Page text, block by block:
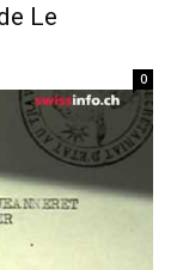
Le
0